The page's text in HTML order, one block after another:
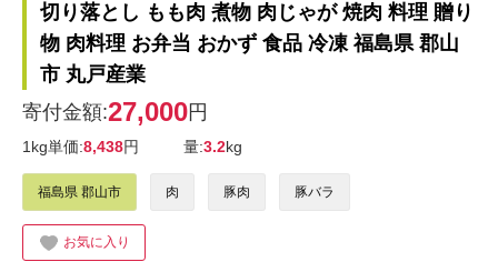
切り落とし もも肉 煮物 肉じゃが 焼肉 料理 贈り
物 肉料理 お弁当 おかず 食品 冷凍 福島県 郡山
市 丸戸産業
寄付金額:27,000円
1kg単価:8,438円 量:3.2kg
福島県 郡山市 肉 豚肉 豚バラ
お気に入り